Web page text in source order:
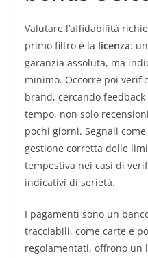
Valutare l’affidabilità
primo filtro è la licenza:
garanzia assoluta, ma
minimo. Occorre poi
brand, cercando
tempo, non solo
pochi giorni. Segnali
gestione corretta delle
tempestiva nei casi di
indicativi di serietà.
I pagamenti sono un
tracciabili, come carte e
regolamentati, offrono un